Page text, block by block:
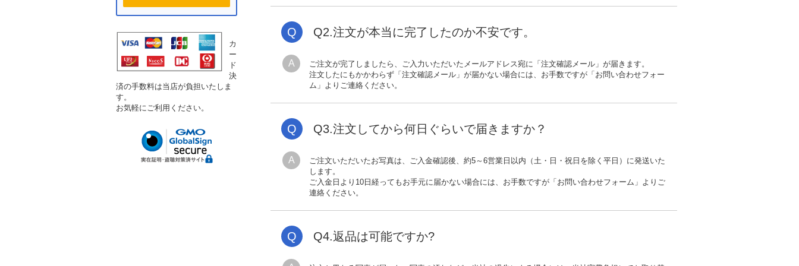
カ
ー
ド
決
済の手数料は当店が負担いたしま
す。
お気軽にご利用ください。
Q Q2.注文が本当に完了したのか不安です。
A
ご注文が完了しましたら、ご入力いただいたメールアドレス宛に「注文確認メール」が届きます。
注文したにもかかわらず「注文確認メール」が届かない場合には、お手数ですが「お問い合わせフォー
ム」よりご連絡ください。
Q Q3.注文してから何日ぐらいで届きますか？
A
ご注文いただいたお写真は、ご入金確認後、約5～6営業日以内（土・日・祝日を除く平日）に発送いた
します。
ご入金日より10日経ってもお手元に届かない場合には、お手数ですが「お問い合わせフォーム」よりご
連絡ください。
Q Q4.返品は可能ですか?